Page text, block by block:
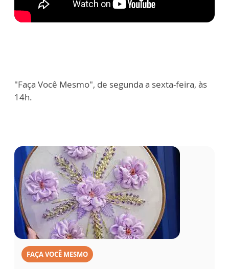
"Faça Você Mesmo", de segunda a sexta-feira, às
14h.
FAÇA VOCÊ MESMO